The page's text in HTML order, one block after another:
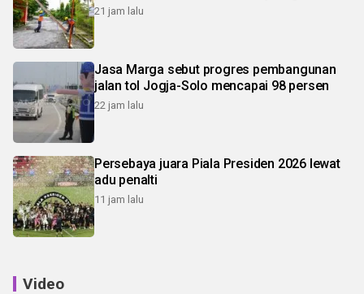
21 jam lalu
Jasa Marga sebut progres pembangunan
jalan tol Jogja-Solo mencapai 98 persen
22 jam lalu
Persebaya juara Piala Presiden 2026 lewat
adu penalti
11 jam lalu
Video